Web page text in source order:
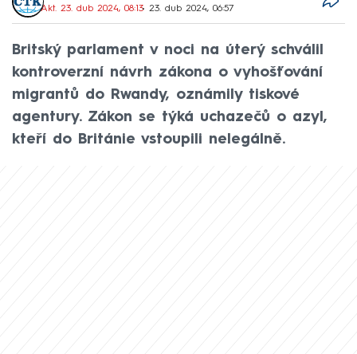
Akt. 23. dub 2024, 08:13• 23. dub 2024, 06:57
Britský parlament v noci na úterý schválil
kontroverzní návrh zákona o vyhošťování
migrantů do Rwandy, oznámily tiskové
agentury. Zákon se týká uchazečů o azyl,
kteří do Británie vstoupili nelegálně.